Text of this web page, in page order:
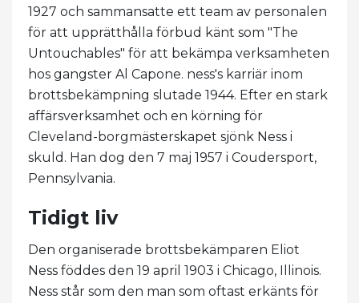
1927 och sammansatte ett team av personalen
för att upprätthålla förbud känt som "The
Untouchables" för att bekämpa verksamheten
hos gangster Al Capone. ness's karriär inom
brottsbekämpning slutade 1944. Efter en stark
affärsverksamhet och en körning för
Cleveland-borgmästerskapet sjönk Ness i
skuld. Han dog den 7 maj 1957 i Coudersport,
Pennsylvania.
Tidigt liv
Den organiserade brottsbekämparen Eliot
Ness föddes den 19 april 1903 i Chicago, Illinois.
Ness står som den man som oftast erkänts för